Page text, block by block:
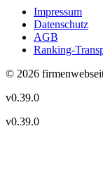
Impressum
Datenschutz
AGB
Ranking-
© 2026
v0.39.0
v0.39.0